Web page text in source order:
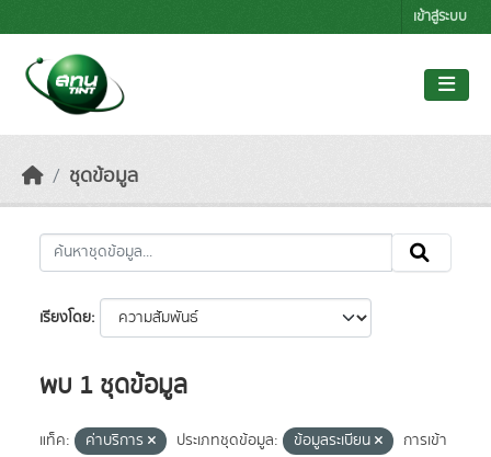
เข้าสู่ระบบ
ชุดข้อมูล
เรียงโดย
พบ 1 ชุดข้อมูล
แท็ค: ค่าบริการ ประเภทชุดข้อมูล: ข้อมูลระเบียน
การเข้า